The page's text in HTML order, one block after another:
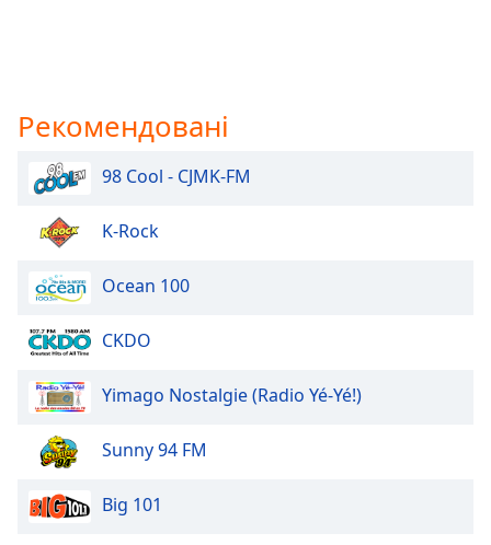
Рекомендовані
98 Cool - CJMK-FM
K-Rock
Ocean 100
CKDO
Yimago Nostalgie (Radio Yé-Yé!)
Sunny 94 FM
Big 101